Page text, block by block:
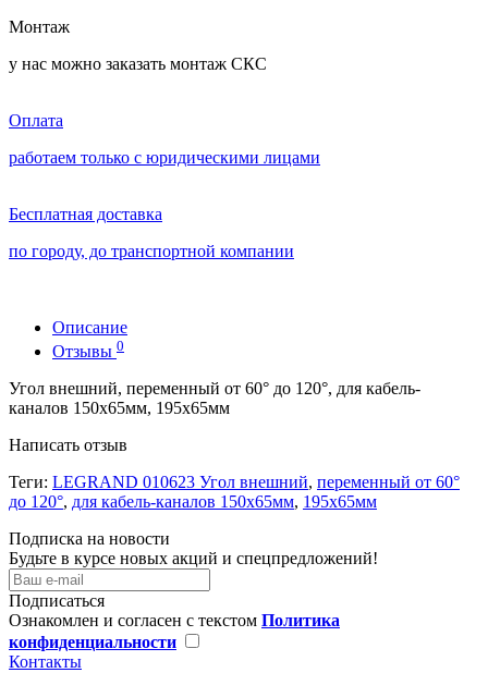
Монтаж
у нас можно заказать монтаж СКС
Оплата
работаем только с юридическими лицами
Бесплатная доставка
по городу, до транспортной компании
Описание
Отзывы 0
Угол внешний, переменный от 60° до 120°, для кабель-
каналов 150х65мм, 195х65мм
Написать отзыв
Теги: LEGRAND 010623 Угол внешний, переменный от 60°
до 120°, для кабель-каналов 150х65мм, 195х65мм
Подписка на новости
Будьте в курсе новых акций и спецпредложений!
Подписаться
Ознакомлен и согласен с текстом Политика
конфиденциальности
Контакты